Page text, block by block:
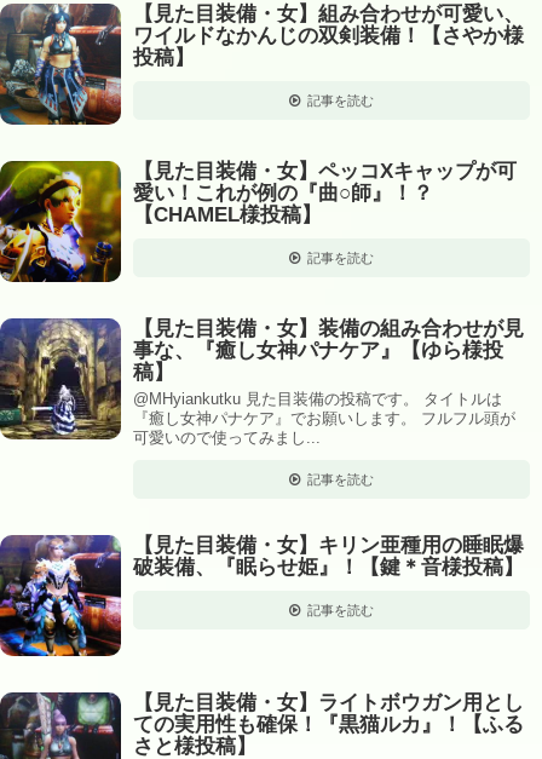
【見た目装備・女】組み合わせが可愛い、
ワイルドなかんじの双剣装備！【さやか様
投稿】
記事を読む
【見た目装備・女】ペッコXキャップが可
愛い！これが例の『曲○師』！？
【CHAMEL様投稿】
記事を読む
【見た目装備・女】装備の組み合わせが見
事な、『癒し女神パナケア』【ゆら様投
稿】
@MHyiankutku 見た目装備の投稿です。 タイトルは
『癒し女神パナケア』でお願いします。 フルフル頭が
可愛いので使ってみまし...
記事を読む
【見た目装備・女】キリン亜種用の睡眠爆
破装備、『眠らせ姫』！【鍵＊音様投稿】
記事を読む
【見た目装備・女】ライトボウガン用とし
ての実用性も確保！『黒猫ルカ』！【ふる
さと様投稿】